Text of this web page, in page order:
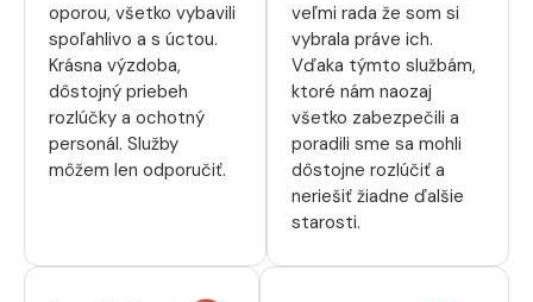
oporou, všetko vybavili
spoľahlivo a s úctou.
Krásna výzdoba,
dôstojný priebeh
rozlúčky a ochotný
personál. Služby
môžem len odporučiť.
veľmi rada že som si
vybrala práve ich.
Vďaka týmto službám,
ktoré nám naozaj
všetko zabezpečili a
poradili sme sa mohli
dôstojne rozlúčiť a
neriešiť žiadne ďalšie
starosti.